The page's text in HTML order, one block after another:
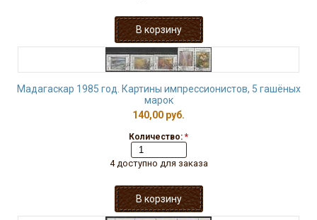
Мадагаскар 1985 год. Картины импрессионистов, 5 гашёных
марок
140,00 руб.
Количество: *
4 доступно для заказа